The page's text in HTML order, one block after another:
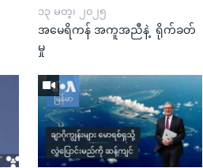
၁၃ မတ္၊ ၂၀၂၅
အမေရိကန် အကူအညီနဲ့ ရိုက်ခတ်
မှု